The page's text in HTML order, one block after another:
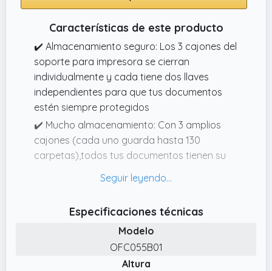
Características de este producto
✔️ Almacenamiento seguro: Los 3 cajones del
soporte para impresora se cierran
individualmente y cada tiene dos llaves
independientes para que tus documentos
estén siempre protegidos
✔️ Mucho almacenamiento: Con 3 amplios
cajones (cada uno guarda hasta 130
carpetas),todos tus documentos tienen su
organizados y fácilmente accesibles
Puedes ajustar la posición de la barra de
colgar regulable en cada uno de los 3
cajones para colgar carpetas de diferentes
Especificaciones técnicas
Modelo
OFC055B01
Altura